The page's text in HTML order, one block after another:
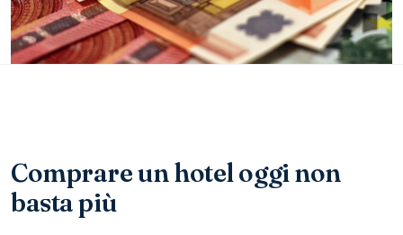
Comprare un hotel oggi non
basta più